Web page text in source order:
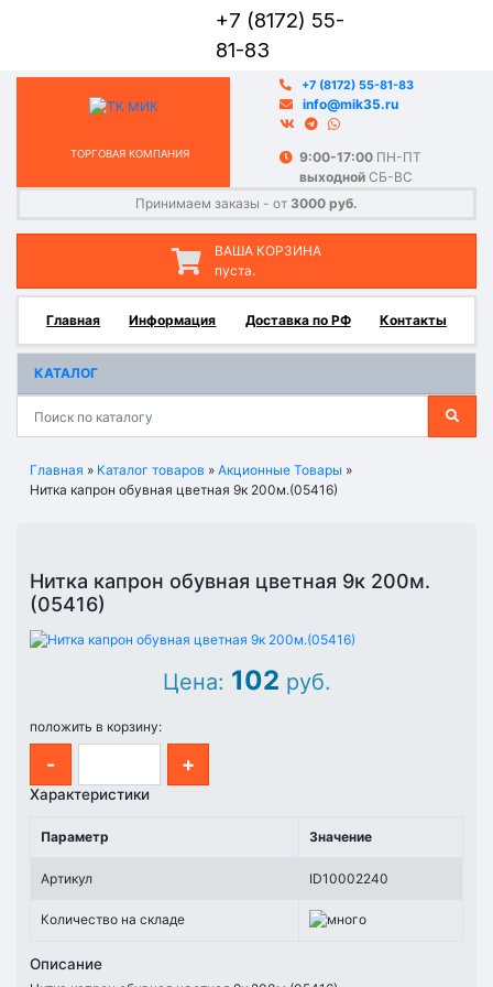
+7 (8172) 55-
81-83
ТОРГОВАЯ КОМПАНИЯ
Принимаем заказы - от 3000 руб.
+7 (8172) 55-81-83
info@mik35.ru
9:00-17:00 ПН-ПТ
выходной СБ-ВС
ВАША КОРЗИНА
пуста.
Главная Информация Доставка по РФ Контакты
КАТАЛОГ
Главная » Каталог товаров » Акционные Товары »
Нитка капрон обувная цветная 9к 200м.(05416)
Нитка капрон обувная цветная 9к 200м.
(05416)
Цена: 102 руб.
положить в корзину:
- +
Характеристики
Параметр Значение
Артикул ID10002240
Количество на складе
Описание